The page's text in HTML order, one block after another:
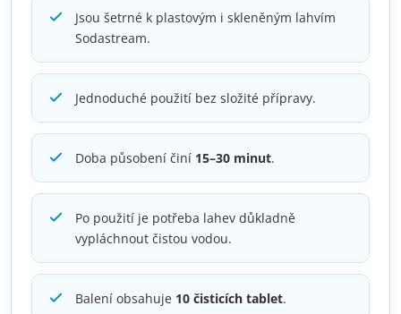
Jsou šetrné k plastovým i skleněným lahvím
Sodastream.
Jednoduché použití bez složité přípravy.
Doba působení činí 15–30 minut.
Po použití je potřeba lahev důkladně
vypláchnout čistou vodou.
Balení obsahuje 10 čisticích tablet.